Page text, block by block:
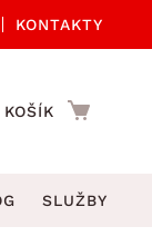
KONTAKTY
KOŠÍK
SLUŽBY